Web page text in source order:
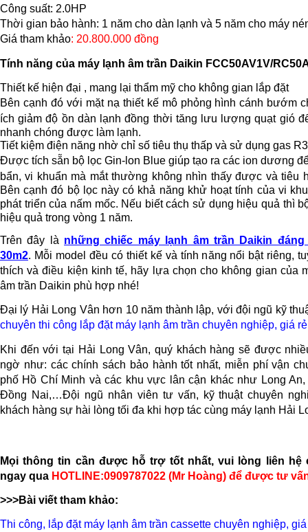
Công suất: 2.0HP
Thời gian bảo hành: 1 năm cho dàn lạnh và 5 năm cho máy
Giá tham khảo: 20.800.000 đồng
Tính năng của máy lạnh âm trần Daikin FCC50AV1V/
Thiết kế hiện đại , mang lại thẩm mỹ cho không gian lắp đặt
Bên cạnh đó với mặt nạ thiết kế mô phỏng hình cánh bướm
ích giảm độ ồn dàn lạnh đồng thời tăng lưu lượng quạt gió
nhanh chóng được làm lạnh.
Tiết kiệm điện năng nhờ chỉ số tiêu thụ thấp và sử dụng gas
Được tích sẵn bộ lọc Gin-lon Blue giúp tạo ra các ion dương
bẩn, vi khuẩn mà mắt thường không nhìn thấy được và tiêu
Bên cạnh đó bộ lọc này có khả năng khử hoạt tính của vi
phát triển của nấm mốc. Nếu biết cách sử dụng hiệu quả thì
hiệu quả trong vòng 1 năm.
Trên đây là những chiếc máy lạnh âm trần Daikin
30m2. Mỗi model đều có thiết kế và tính năng nổi bật riêng,
thích và điều kiện kinh tế, hãy lựa chọn cho không gian của
âm trần Daikin phù hợp nhé!
Đại lý Hải Long Vân hơn 10 năm thành lập, với đội ngũ kỹ
chuyên thi công lắp đặt máy lạnh âm trần chuyên nghiệp, giá
Khi đến với tại Hải Long Vân, quý khách hàng sẽ được
ngờ như: các chính sách bảo hành tốt nhất, miễn phí vận
phố Hồ Chí Minh và các khu vực lân cận khác như Long
Đồng Nai,…Đội ngũ nhân viên tư vấn, kỹ thuật chuyên
khách hàng sự hài lòng tối đa khi hợp tác cùng máy lạnh Hải
Mọi thông tin cần được hỗ trợ tốt nhất, vui lòng liên hệ
ngay qua HOTLINE:0909787022 (Mr Hoàng) để được tư
>>>Bài viết tham khảo:
Thi công, lắp đặt máy lạnh âm trần cassette chuyên nghiệp,